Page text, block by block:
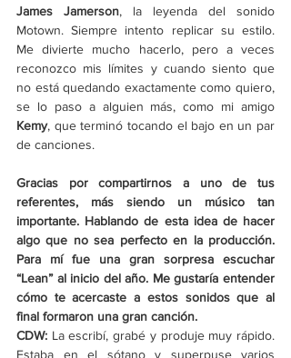
James Jamerson, la leyenda del sonido
Motown. Siempre intento replicar su estilo.
Me divierte mucho hacerlo, pero a veces
reconozco mis límites y cuando siento que
no está quedando exactamente como quiero,
Kemy, que terminó tocando el bajo en un par
de canciones.
Gracias por compartirnos a uno de tus
referentes, más siendo un músico tan
importante. Hablando de esta idea de hacer
algo que no sea perfecto en la producción.
Para mí fue una gran sorpresa escuchar
“Lean” al inicio del año. Me gustaría entender
cómo te acercaste a estos sonidos que al
final formaron una gran canción.
CDW: La escribí, grabé y produje muy rápido.